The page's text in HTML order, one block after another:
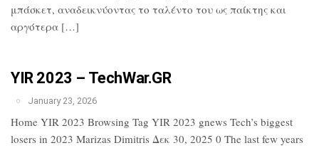
μπάσκετ, αναδεικνύοντας το ταλέντο του ως παίκτης και
αργότερα […]
YIR 2023 – TechWar.GR
January 23, 2026
Home YIR 2023 Browsing Tag YIR 2023 gnews Tech’s biggest
losers in 2023 Marizas Dimitris Δεκ 30, 2025 0 The last few years